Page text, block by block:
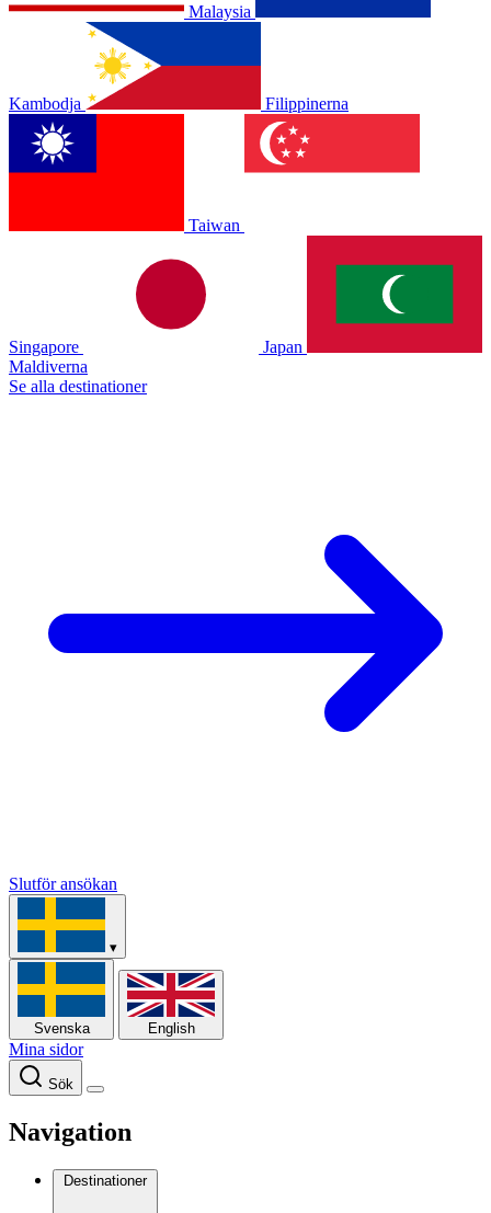
Malaysia
Kambodja Filippinerna
Taiwan
Singapore
Japan
Maldiverna
Se alla destinationer
Slutför ansökan
▾
Svenska English
Mina sidor
Sök
Navigation
Destinationer